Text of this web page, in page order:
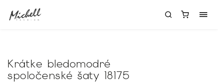
Krátke bledomodré
spoločenské šaty 18175